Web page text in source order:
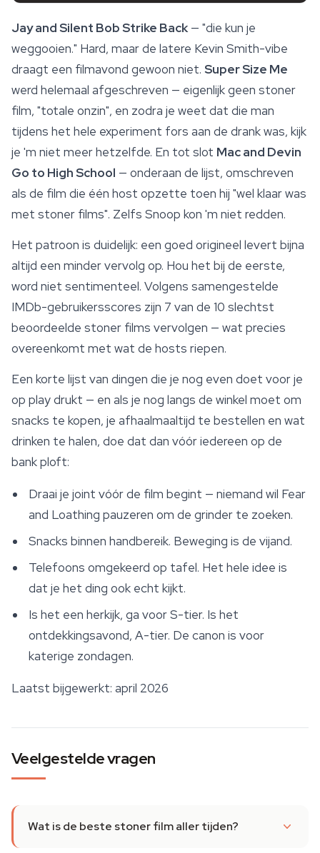
Jay and Silent Bob Strike Back— "die kun je
weggooien." Hard, maar de latere Kevin Smith-vibe
draagt een filmavond gewoon niet. Super Size Me
werd helemaal afgeschreven — eigenlijk geen stoner
film, "totale onzin", en zodra je weet dat die man
tijdens het hele experiment fors aan de drank was, kijk
je 'm niet meer hetzelfde. En tot slot Mac and Devin
Go to High School — onderaan de lijst, omschreven
als de film die één host opzette toen hij "wel klaar was
met stoner films". Zelfs Snoop kon 'm niet redden.
Het patroon is duidelijk: een goed origineel levert bijna
altijd een minder vervolg op. Hou het bij de eerste,
word niet sentimenteel. Volgens samengestelde
IMDb-gebruikersscores zijn 7 van de 10 slechtst
beoordeelde stoner films vervolgen — wat precies
overeenkomt met wat de hosts riepen.
Een korte lijst van dingen die je nog even doet voor je
op play drukt — en als je nog langs de winkel moet om
snacks te kopen, je afhaalmaaltijd te bestellen en wat
drinken te halen, doe dat dan vóór iedereen op de
bank ploft:
Draai je joint vóór de film begint — niemand wil Fear
and Loathing pauzeren om de grinder te zoeken.
Snacks binnen handbereik. Beweging is de vijand.
Telefoons omgekeerd op tafel. Het hele idee is
dat je het ding ook echt kijkt.
Is het een herkijk, ga voor S-tier. Is het
ontdekkingsavond, A-tier. De canon is voor
katerige zondagen.
Laatst bijgewerkt: april 2026
Veelgestelde vragen
Wat is de beste stoner film aller tijden?